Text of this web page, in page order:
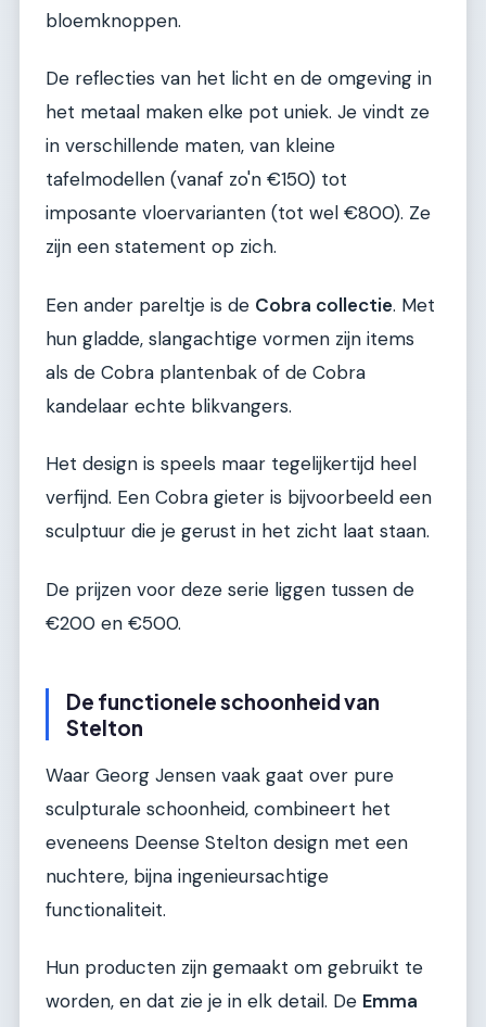
bloemknoppen.
De reflecties van het licht en de omgeving in
het metaal maken elke pot uniek. Je vindt ze
in verschillende maten, van kleine
tafelmodellen (vanaf zo'n €150) tot
imposante vloervarianten (tot wel €800). Ze
zijn een statement op zich.
Een ander pareltje is de Cobra collectie. Met
hun gladde, slangachtige vormen zijn items
als de Cobra plantenbak of de Cobra
kandelaar echte blikvangers.
Het design is speels maar tegelijkertijd heel
verfijnd. Een Cobra gieter is bijvoorbeeld een
sculptuur die je gerust in het zicht laat staan.
De prijzen voor deze serie liggen tussen de
€200 en €500.
De functionele schoonheid van
Stelton
Waar Georg Jensen vaak gaat over pure
sculpturale schoonheid, combineert het
eveneens Deense Stelton design met een
nuchtere, bijna ingenieursachtige
functionaliteit.
Hun producten zijn gemaakt om gebruikt te
worden, en dat zie je in elk detail. De Emma